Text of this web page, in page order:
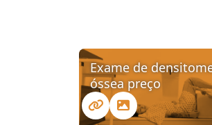
Exame de
óssea preço